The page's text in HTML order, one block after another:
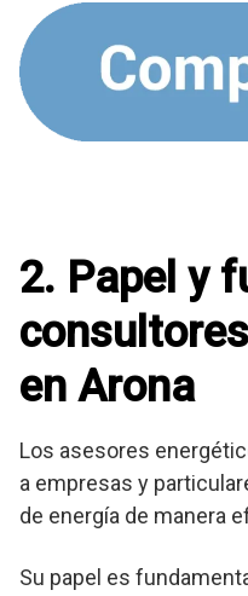
2. Papel y
en Arona
Los asesores
a empresas y
de energía de manera
Su papel es